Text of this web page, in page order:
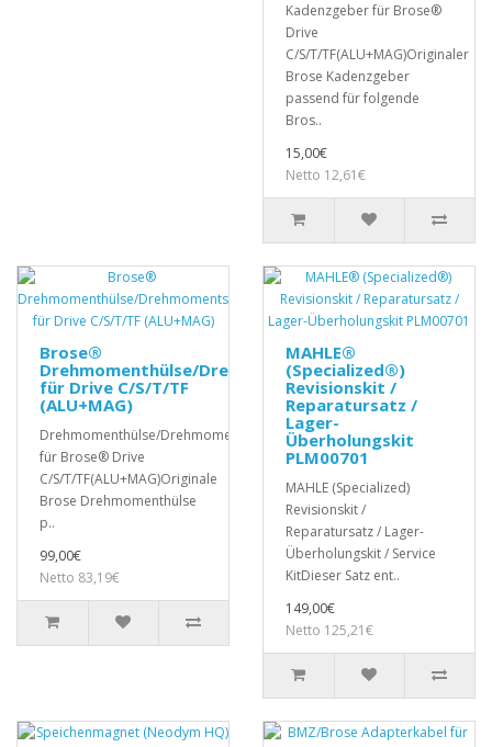
Kadenzgeber für Brose®
Drive
C/S/T/TF(ALU+MAG)Originaler
Brose Kadenzgeber
passend für folgende
Bros..
15,00€
Netto 12,61€
Brose®
Drehmomenthülse/Drehmomentsensor
für Drive C/S/T/TF
(ALU+MAG)
Drehmomenthülse/Drehmomentsensor
für Brose® Drive
C/S/T/TF(ALU+MAG)Originale
Brose Drehmomenthülse
p..
99,00€
Netto 83,19€
MAHLE®
(Specialized®)
Revisionskit /
Reparatursatz /
Lager-
Überholungskit
PLM00701
MAHLE (Specialized)
Revisionskit /
Reparatursatz / Lager-
Überholungskit / Service
KitDieser Satz ent..
149,00€
Netto 125,21€